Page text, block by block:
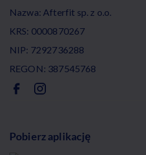
Nazwa: Afterfit sp. z o.o.
KRS: 0000870267
NIP: 7292736288
REGON: 387545768
Pobierz aplikację